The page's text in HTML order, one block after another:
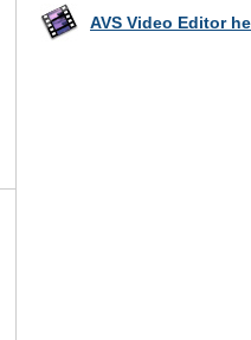
AVS Video Editor